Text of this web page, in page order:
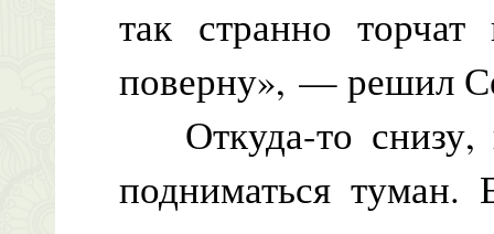
так странно
поверну», — решил
Откуда-то снизу,
подниматься туман.